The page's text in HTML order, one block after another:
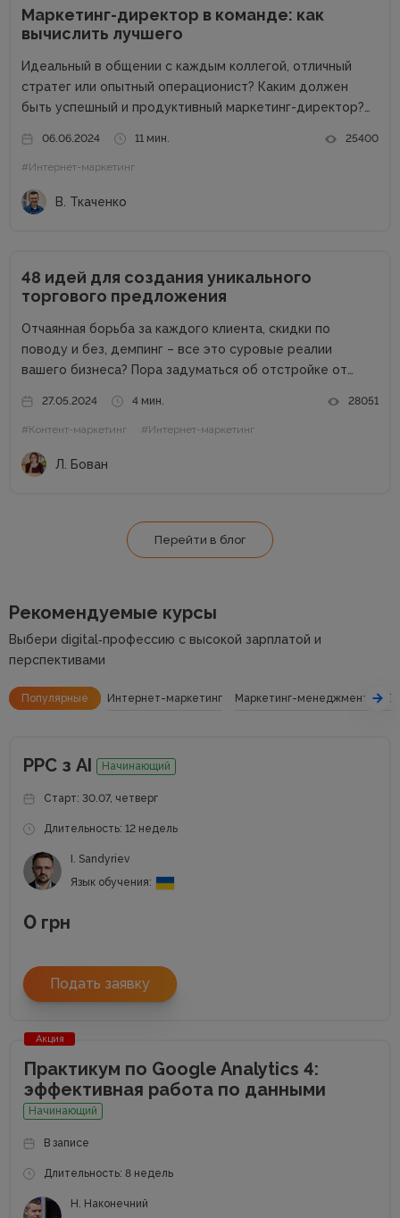
Маркетинг-директор в команде: как
вычислить лучшего
Идеальный в общении с каждым коллегой, отличный
стратег или опытный операционист? Каким должен
быть успешный и продуктивный маркетинг-директор?
Directors Day рассказал Виталий Ткаченко. Виталий –
соучредитель Tkachenko & Myroniuk Marketing Agency,
имеет огромный опыт...
06.06.2024 11 мин. 25400
#Интернет-маркетинг
В. Ткаченко
48 идей для создания уникального
торгового предложения
Отчаянная борьба за каждого клиента, скидки по
поводу и без, демпинг – все это суровые реалии
вашего бизнеса? Пора задуматься об отстройке от
как выделиться среди аналогичных компаний, привлечь
внимание к продуктам...
27.05.2024 4 мин. 28051
#Контент-маркетинг #Интернет-маркетинг
Л. Бован
Перейти в блог
Рекомендуемые курсы
Выбери digital‑профессию с высокой зарплатой и
перспективами
Популярные Интернет-маркетинг Маркетинг-менеджмент
РРС з АІ Начинающий
Старт: 30.07, четверг
Длительность: 12 недель
I. Sandyriev
Язык обучения:
0 грн
Подать заявку
Акция
Практикум по Google Analytics 4:
эффективная работа по данными
Начинающий
В записе
Длительность: 8 недель
Н. Наконечний